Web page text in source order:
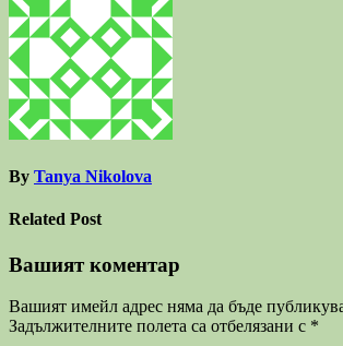
By Tanya Nikolova
Related Post
Вашият коментар
Вашият имейл адрес няма да бъде
Задължителните полета са отбелязани с *